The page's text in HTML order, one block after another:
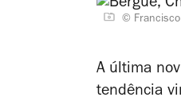
© Francisco
A última
tendência